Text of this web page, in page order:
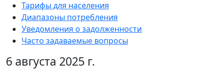
Тарифы для населения
Диапазоны потребления
Уведомления о задолженности
Часто задаваемые вопросы
6 августа 2025 г.